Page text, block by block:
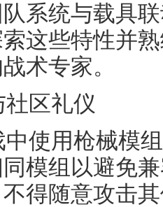
系统与载具
这些特性并
术专家。
区礼仪
使用枪械模
模组以避免
得随意攻击